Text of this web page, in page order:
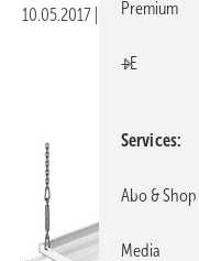
10.05.2017 Veröffentlicht in
Premium
+E
Services
Abo & Shop
Media